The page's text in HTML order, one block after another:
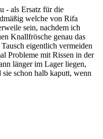
- als Ersatz für die
welche von Rifa
sein, nachdem ich
Knallfrösche genau das
eigentlich vermeiden
Probleme mit Rissen in der
länger im Lager liegen,
schon halb kaputt, wenn